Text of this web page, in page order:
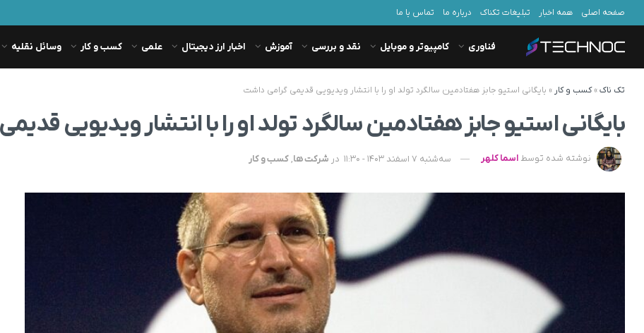
صفحه اصلی همه اخبار تبلیغات تکناک درباره ما تماس با ما
فناوری کامپیوتر و موبایل نقد و بررسی آموزش اخبار ارز دیجیتال علمی کسب و کار وسائل نقلیه
تک ناک»کسب و کار » بایگانی استیو جابز هفتادمین سالگرد تولد او را با انتشار ویدیویی قدیمی گرامی داشت
بایگانی استیو جابز هفتادمین سالگرد تولد او را با انتشار ویدیویی
نوشته شده توسط اسما کلهر سه‌شنبه 7 اسفند 1403 - 11:30 در شرکت ها,کسب و کار